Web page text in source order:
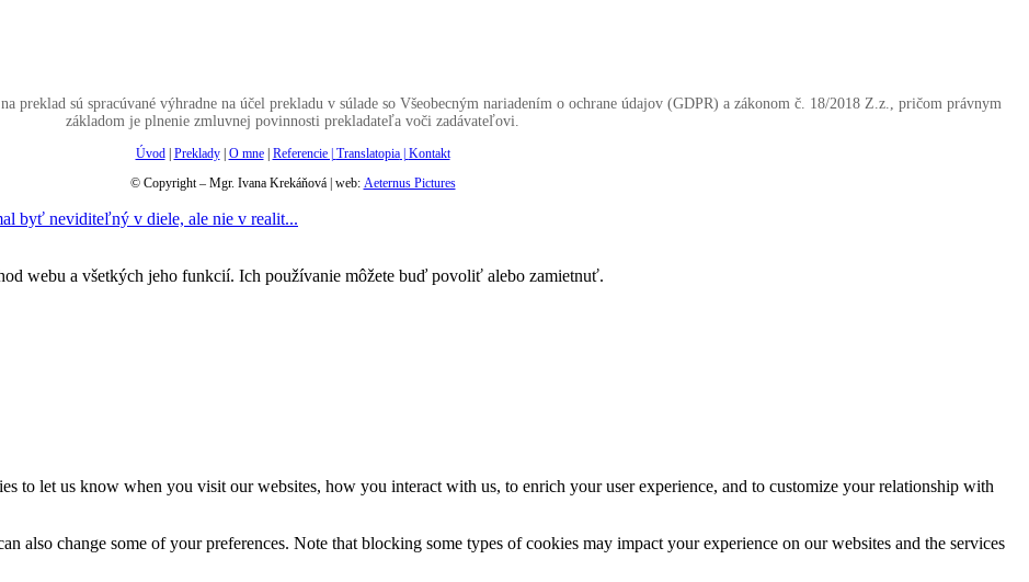
preklad sú spracúvané výhradne na účel prekladu v súlade so Všeobecným nariadením o ochrane údajov (GDPR) a zákonom č. 18/2018 Z.z., pričom právnym
základom je plnenie zmluvnej povinnosti prekladateľa voči zadávateľovi.
Úvod| Preklady| O mne| Referencie | Translatopia| Kontakt
© Copyright – Mgr. Ivana Krekáňová | web: Aeternus Pictures
byť neviditeľný v diele, ale nie v realit...
webu a všetkých jeho funkcií. Ich používanie môžete buď povoliť alebo zamietnuť.
to let us know when you visit our websites, how you interact with us, to enrich your user experience, and to customize your relationship with
also change some of your preferences. Note that blocking some types of cookies may impact your experience on our websites and the services